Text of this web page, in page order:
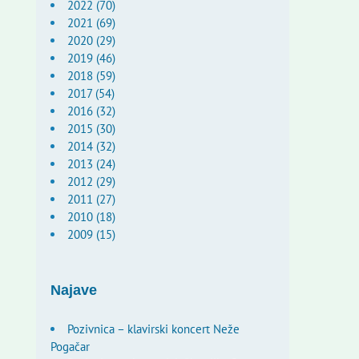
2022 (70)
2021 (69)
2020 (29)
2019 (46)
2018 (59)
2017 (54)
2016 (32)
2015 (30)
2014 (32)
2013 (24)
2012 (29)
2011 (27)
2010 (18)
2009 (15)
Najave
Pozivnica – klavirski koncert Neže
Pogačar